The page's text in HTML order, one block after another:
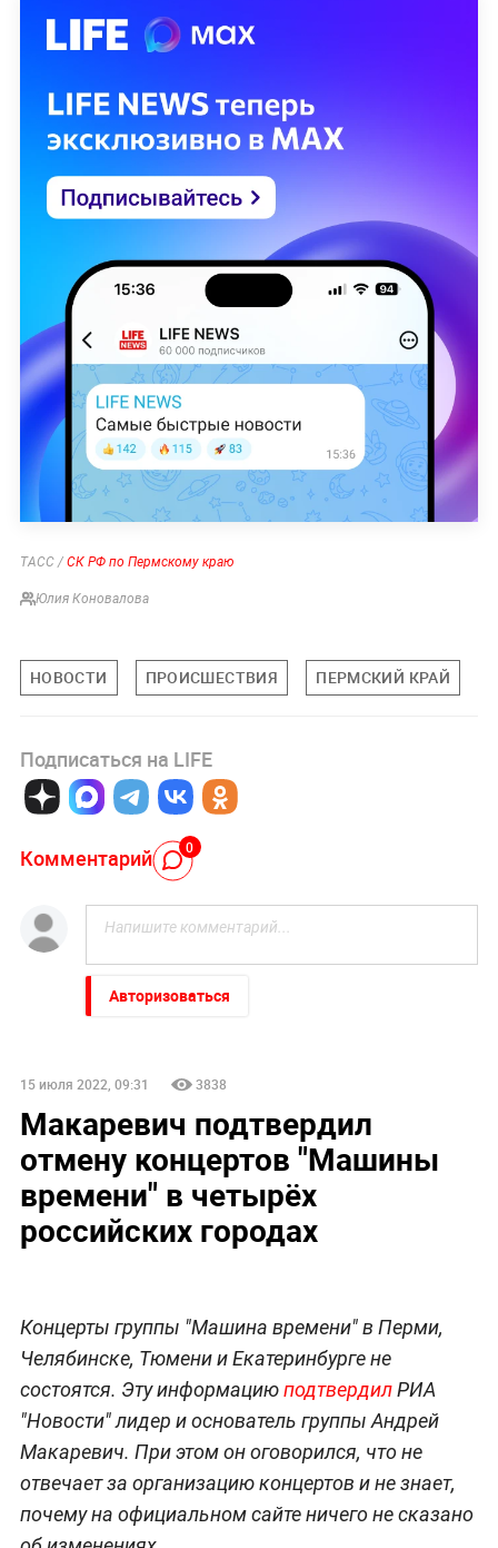
ТАСС / СК РФ по Пермскому краю
Юлия Коновалова
НОВОСТИ ПРОИСШЕСТВИЯ ПЕРМСКИЙ КРАЙ
Подписаться на LIFE
Комментарий 0
Авторизоваться
15 июля 2022, 09:31 3838
Макаревич подтвердил
отмену концертов "Машины
времени" в четырёх
российских городах
Концерты группы "Машина времени" в Перми,
Челябинске, Тюмени и Екатеринбурге не
состоятся. Эту информациюподтвердилРИА
"Новости" лидер и основатель группы Андрей
Макаревич. При этом он оговорился, что не
отвечает за организацию концертов и не знает,
почему на официальном сайте ничего не сказано